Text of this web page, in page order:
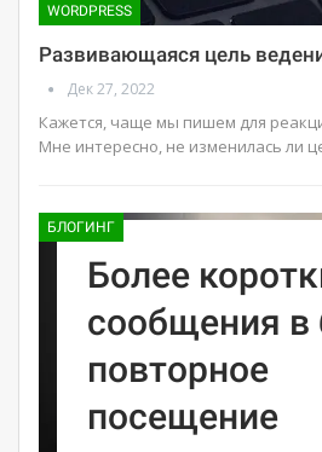
WORDPRESS
Развивающаяся цель
Дек 27, 2022
Кажется, чаще мы пишем для
Мне интересно, не изменилась ли
БЛОГИНГ
Более
сообщения в
повторное
посещение